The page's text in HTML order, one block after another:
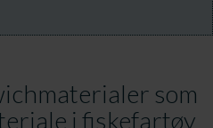
som
i fiskefartøy